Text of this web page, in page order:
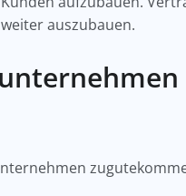
auszubauen.